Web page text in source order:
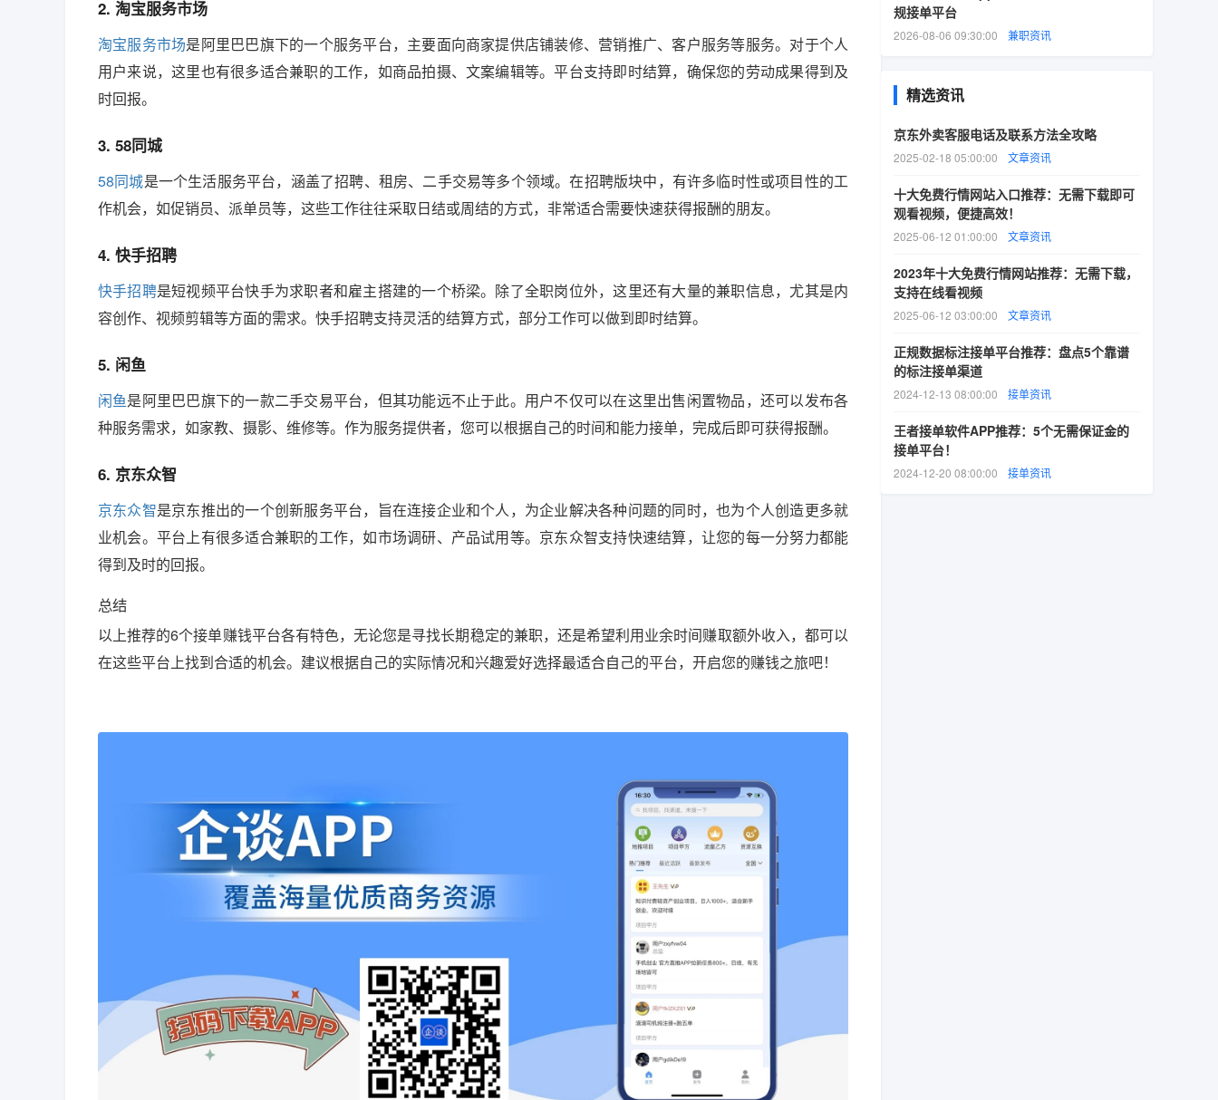
2. 淘宝服务市场
淘宝服务市场是阿里巴巴旗下的一个服务平台，主要面向商家提供店铺装修、营销推广、客户服务等服务。对于个人
用户来说，这里也有很多适合兼职的工作，如商品拍摄、文案编辑等。平台支持即时结算，确保您的劳动成果得到及
时回报。
3. 58同城
58同城是一个生活服务平台，涵盖了招聘、租房、二手交易等多个领域。在招聘版块中，有许多临时性或项目性的工
作机会，如促销员、派单员等，这些工作往往采取日结或周结的方式，非常适合需要快速获得报酬的朋友。
4. 快手招聘
快手招聘是短视频平台快手为求职者和雇主搭建的一个桥梁。除了全职岗位外，这里还有大量的兼职信息，尤其是内
容创作、视频剪辑等方面的需求。快手招聘支持灵活的结算方式，部分工作可以做到即时结算。
5. 闲鱼
闲鱼是阿里巴巴旗下的一款二手交易平台，但其功能远不止于此。用户不仅可以在这里出售闲置物品，还可以发布各
种服务需求，如家教、摄影、维修等。作为服务提供者，您可以根据自己的时间和能力接单，完成后即可获得报酬。
6. 京东众智
京东众智是京东推出的一个创新服务平台，旨在连接企业和个人，为企业解决各种问题的同时，也为个人创造更多就
业机会。平台上有很多适合兼职的工作，如市场调研、产品试用等。京东众智支持快速结算，让您的每一分努力都能
得到及时的回报。
总结
以上推荐的6个接单赚钱平台各有特色，无论您是寻找长期稳定的兼职，还是希望利用业余时间赚取额外收入，都可以
在这些平台上找到合适的机会。建议根据自己的实际情况和兴趣爱好选择最适合自己的平台，开启您的赚钱之旅吧！
规接单平台
2026-08-06 09:30:00 兼职资讯
精选资讯
京东外卖客服电话及联系方法全攻略
2025-02-18 05:00:00 文章资讯
十大免费行情网站入口推荐：无需下载即可
观看视频，便捷高效！
2025-06-12 01:00:00 文章资讯
2023年十大免费行情网站推荐：无需下载，
支持在线看视频
2025-06-12 03:00:00 文章资讯
正规数据标注接单平台推荐：盘点5个靠谱
的标注接单渠道
2024-12-13 08:00:00 接单资讯
王者接单软件APP推荐：5个无需保证金的
接单平台！
2024-12-20 08:00:00 接单资讯